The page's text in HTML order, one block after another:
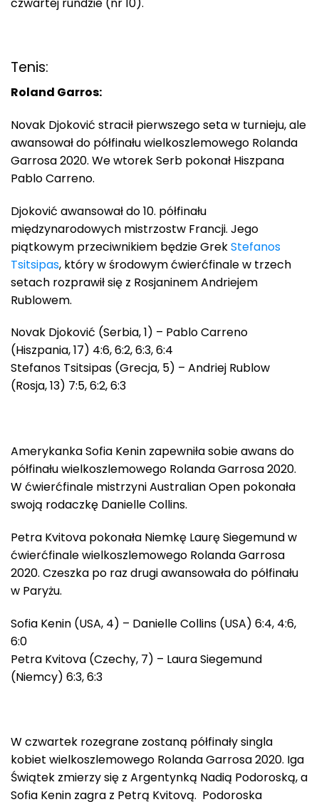
Tenis:
Roland Garros:
Novak Djoković stracił pierwszego seta w turnieju, ale
awansował do półfinału wielkoszlemowego Rolanda
Garrosa 2020. We wtorek Serb pokonał Hiszpana
Pablo Carreno.
Djoković awansował do 10. półfinału
międzynarodowych mistrzostw Francji. Jego
piątkowym przeciwnikiem będzie GrekStefanos
Tsitsipas, który w środowym ćwierćfinale w trzech
setach rozprawił się z Rosjaninem Andriejem
Rublowem.
Novak Djoković (Serbia, 1) – Pablo Carreno
(Hiszpania, 17) 4:6, 6:2, 6:3, 6:4
Stefanos Tsitsipas (Grecja, 5) – Andriej Rublow
(Rosja, 13) 7:5, 6:2, 6:3
Amerykanka Sofia Kenin zapewniła sobie awans do
półfinału wielkoszlemowego Rolanda Garrosa 2020.
W ćwierćfinale mistrzyni Australian Open pokonała
swoją rodaczkę Danielle Collins.
Petra Kvitova pokonała Niemkę Laurę Siegemund w
ćwierćfinale wielkoszlemowego Rolanda Garrosa
2020. Czeszka po raz drugi awansowała do półfinału
w Paryżu.
Sofia Kenin (USA, 4) – Danielle Collins (USA) 6:4, 4:6,
6:0
Petra Kvitova (Czechy, 7) – Laura Siegemund
(Niemcy) 6:3, 6:3
W czwartek rozegrane zostaną półfinały singla
kobiet wielkoszlemowego Rolanda Garrosa 2020. Iga
Świątek zmierzy się z Argentynką Nadią Podoroską, a
Sofia Kenin zagra z Petrą Kvitovą. Podoroska